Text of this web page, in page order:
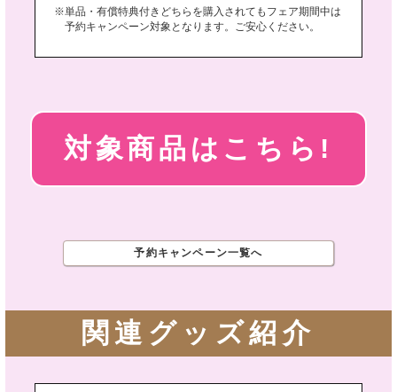
単品・有償特典付きどちらを購入されてもフェア期間中は
予約キャンペーン対象となります。ご安心ください。
対象商品はこちら!
予約キャンペーン一覧へ
関連グッズ紹介